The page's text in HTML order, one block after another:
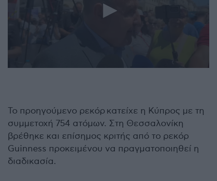
Το προηγούμενο ρεκόρ κατείχε η Κύπρος με τη
συμμετοχή 754 ατόμων. Στη Θεσσαλονίκη
βρέθηκε και επίσημος κριτής από το ρεκόρ
Guinness προκειμένου να πραγματοποιηθεί η
διαδικασία.